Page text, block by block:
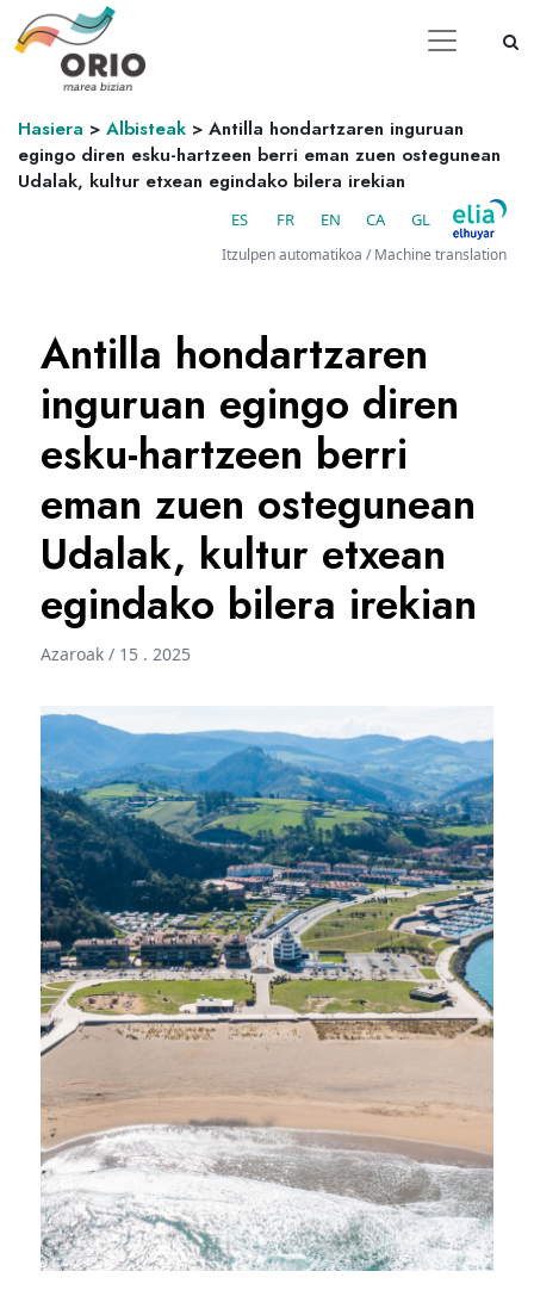
Hasiera > Albisteak > Antilla hondartzaren inguruan
egingo diren esku-hartzeen berri eman zuen ostegunean
Udalak, kultur etxean egindako bilera irekian
ES FR EN CA GL
Itzulpen automatikoa / Machine translation
Antilla hondartzaren
inguruan egingo diren
esku-hartzeen berri
eman zuen ostegunean
Udalak, kultur etxean
egindako bilera irekian
Azaroak / 15 . 2025